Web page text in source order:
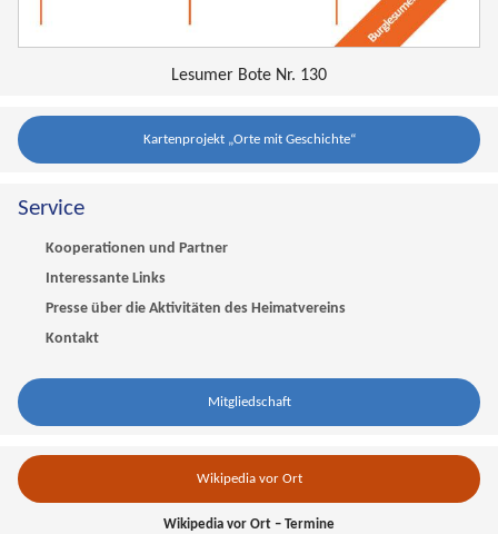
Lesumer Bote Nr. 130
Kartenprojekt „Orte mit Geschichte“
Service
Kooperationen und Partner
Interessante Links
Presse über die Aktivitäten des Heimatvereins
Kontakt
Mitgliedschaft
Wikipedia vor Ort
Wikipedia vor Ort – Termine